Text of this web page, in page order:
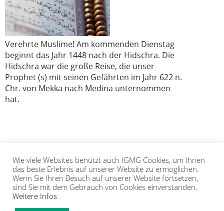
Verehrte Muslime! Am kommenden Dienstag
beginnt das Jahr 1448 nach der Hidschra. Die
Hidschra war die große Reise, die unser
Prophet (s) mit seinen Gefährten im Jahr 622 n.
Chr. von Mekka nach Medina unternommen
hat.
1 2
IGMG PRESSE
MITGLIEDSCHAFT
Wie viele Websites benutzt auch IGMG Cookies, um Ihnen
das beste Erlebnis auf unserer Website zu ermöglichen.
Wenn Sie Ihren Besuch auf unserer Website fortsetzen,
sind Sie mit dem Gebrauch von Cookies einverstanden.
Weitere Infos